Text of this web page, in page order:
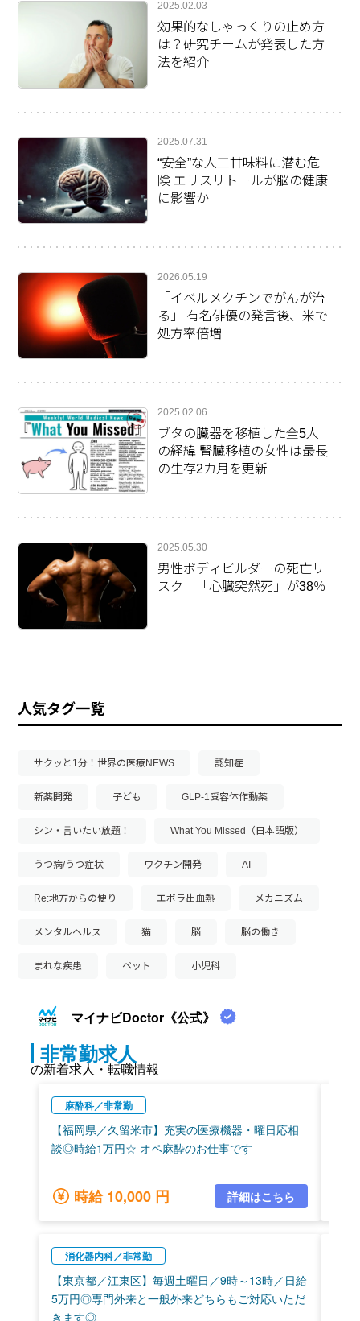
2025.02.03
効果的なしゃっくりの止め方
は？研究チームが発表した方
法を紹介
2025.07.31
“安全”な人工甘味料に潜む危
険 エリスリトールが脳の健康
に影響か
2026.05.19
「イベルメクチンでがんが治
る」 有名俳優の発言後、米で
処方率倍増
2025.02.06
ブタの臓器を移植した全5人
の経緯 腎臓移植の女性は最長
の生存2カ月を更新
2025.05.30
男性ボディビルダーの死亡リ
スク 「心臓突然死」が38％
人気タグ一覧
サクッと1分！世界の医療NEWS 認知症
新薬開発 子ども GLP-1受容体作動薬
シン・言いたい放題！ What You Missed（日本語版）
うつ病/うつ症状 ワクチン開発 AI
Re:地方からの便り エボラ出血熱 メカニズム
メンタルヘルス 猫 脳 脳の働き
まれな疾患 ペット 小児科